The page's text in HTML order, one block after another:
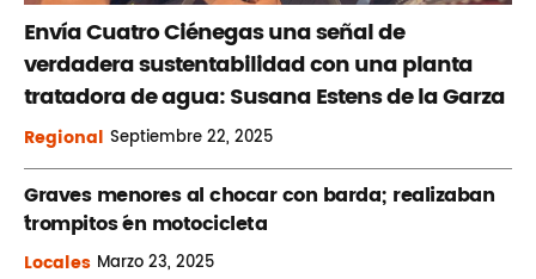
Envía Cuatro Ciénegas una señal de
verdadera sustentabilidad con una planta
tratadora de agua: Susana Estens de la Garza
Regional Septiembre22, 2025
Graves menores al chocar con barda; realizaban
´trompitos ´en motocicleta
Locales Marzo23, 2025